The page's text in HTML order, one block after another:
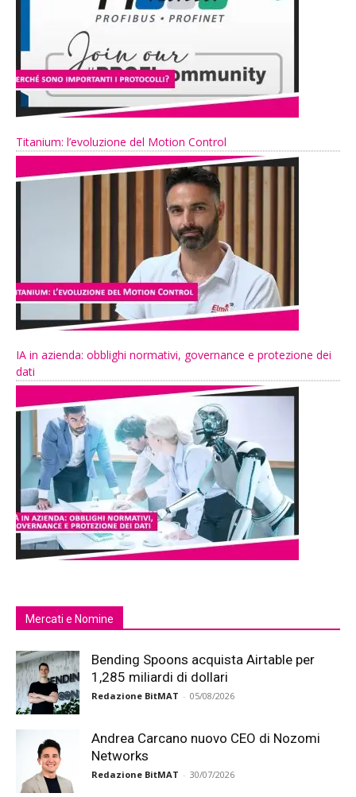
Titanium: l’evoluzione del Motion Control
IA in azienda: obblighi normativi, governance e protezione dei
dati
Mercati e Nomine
Bending Spoons acquista Airtable per
1,285 miliardi di dollari
Redazione BitMAT - 05/08/2026
Andrea Carcano nuovo CEO di Nozomi
Networks
Redazione BitMAT - 30/07/2026